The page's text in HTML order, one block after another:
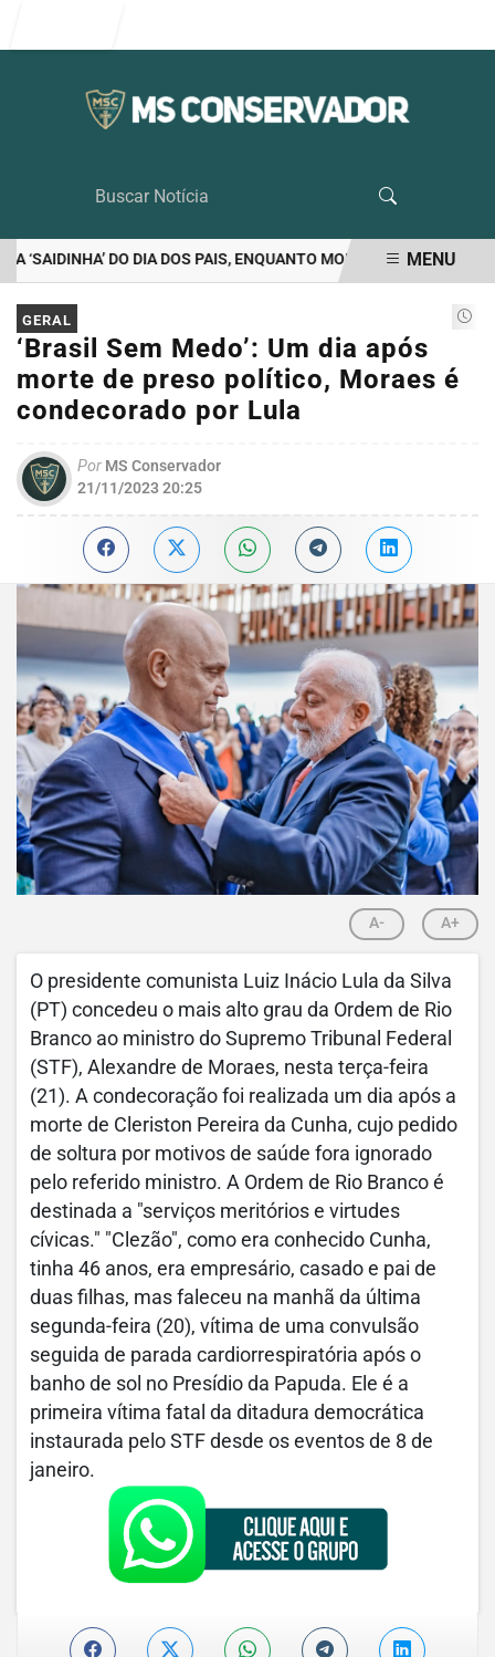
DO DIA DOS PAIS, ENQUANTO MORAES VETA VISITA DOS
EM ALTA
MENU
GERAL
‘Brasil Sem Medo’: Um dia após
morte de preso político, Moraes é
condecorado por Lula
Por MS Conservador
21/11/2023 20:25
A- A+
O presidente comunista Luiz Inácio Lula da Silva
(PT) concedeu o mais alto grau da Ordem de Rio
Branco ao ministro do Supremo Tribunal Federal
(STF), Alexandre de Moraes, nesta terça-feira
(21). A condecoração foi realizada um dia após a
morte de Cleriston Pereira da Cunha, cujo pedido
de soltura por motivos de saúde fora ignorado
pelo referido ministro. A Ordem de Rio Branco é
destinada a "serviços meritórios e virtudes
cívicas." "Clezão", como era conhecido Cunha,
tinha 46 anos, era empresário, casado e pai de
duas filhas, mas faleceu na manhã da última
segunda-feira (20), vítima de uma convulsão
seguida de parada cardiorrespiratória após o
banho de sol no Presídio da Papuda. Ele é a
primeira vítima fatal da ditadura democrática
instaurada pelo STF desde os eventos de 8 de
janeiro.